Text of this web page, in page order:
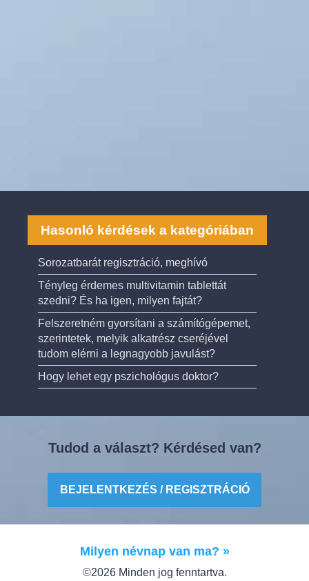
Hasonló kérdések a kategóriában
Sorozatbarát regisztráció, meghívó
Tényleg érdemes multivitamin tablettát
szedni? És ha igen, milyen fajtát?
Felszeretném gyorsítani a számítógépemet,
szerintetek, melyik alkatrész cseréjével
tudom elérni a legnagyobb javulást?
Hogy lehet egy pszichológus doktor?
Tudod a választ? Kérdésed van?
BEJELENTKEZÉS / REGISZTRÁCIÓ
Milyen névnap van ma? »
©2026 Minden jog fenntartva.